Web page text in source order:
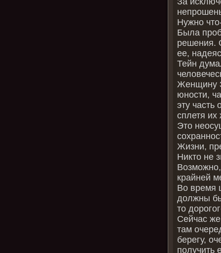
Нужно
Была
решения.
ее,
Тейн
Женщину
юности,
эту часть
сплетя их
Это
Жизни,
Никто не
крайней
Во время
должны
то
Сейчас
там
берегу,
получить